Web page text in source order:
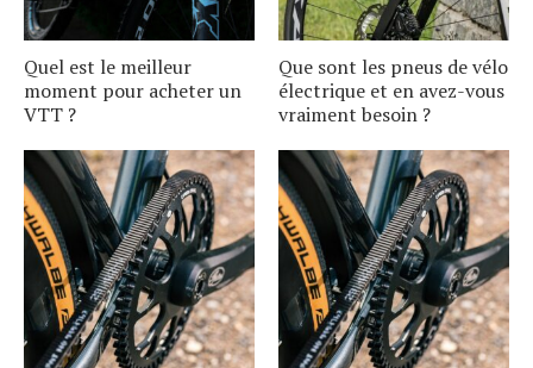
Quel est le meilleur
moment pour acheter un
VTT ?
Que sont les pneus de vélo
électrique et en avez-vous
vraiment besoin ?